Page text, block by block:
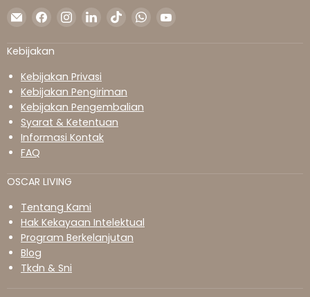
Temukan
di
Surel
TemukanTemukanTemukanTemukanTemukan
Kebijakan
Kebijakan Privasi
Kebijakan Pengiriman
Kebijakan Pengembalian
Syarat & Ketentuan
Informasi Kontak
FAQ
OSCAR LIVING
Tentang Kami
Hak Kekayaan Intelektual
Program Berkelanjutan
Blog
Tkdn & Sni